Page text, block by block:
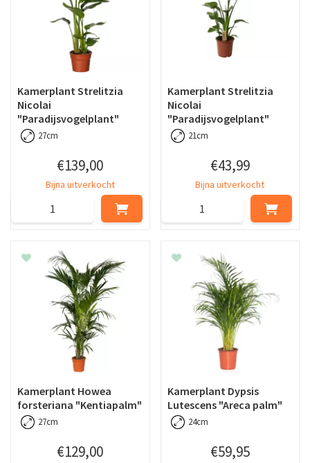
Kamerplant Strelitzia
Nicolai
"Paradijsvogelplant"
27cm
€139,00
Bijna uitverkocht
Kamerplant Strelitzia
Nicolai
"Paradijsvogelplant"
21cm
€43,99
Bijna uitverkocht
Kamerplant Howea
forsteriana "Kentiapalm"
27cm
€129,00
Kamerplant Dypsis
Lutescens "Areca palm"
24cm
€59,95